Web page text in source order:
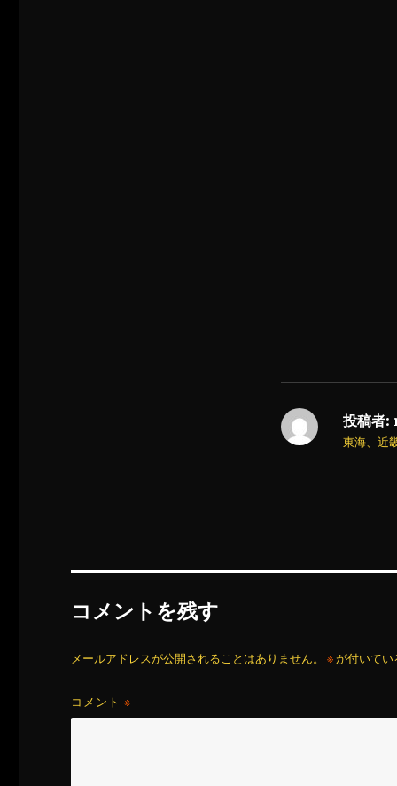
投稿者:
東海、近
コメントを残す
メールアドレスが公開されることはありません。 ※が付いてい
コメント※